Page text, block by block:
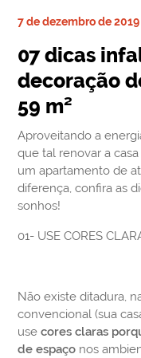
7 de dezembro de
07 dicas
decoração
59 m²
Aproveitando a
que tal renovar a
um apartamento de
diferença, confira as
sonhos!
01- USE CORES
Não existe ditadura,
convencional (sua
usecores claras
de espaço nos